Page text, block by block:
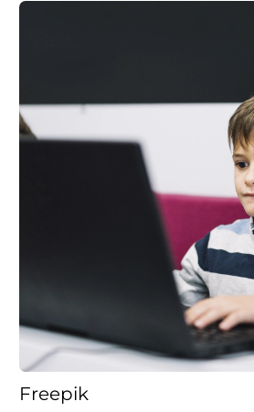
Freepik